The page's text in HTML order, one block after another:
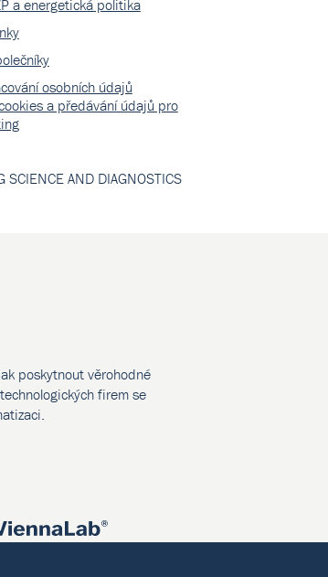
a energetická politika
osobních údajů
a předávání údajů pro
SCIENCE AND DIAGNOSTICS
poskytnout věrohodné
firem se